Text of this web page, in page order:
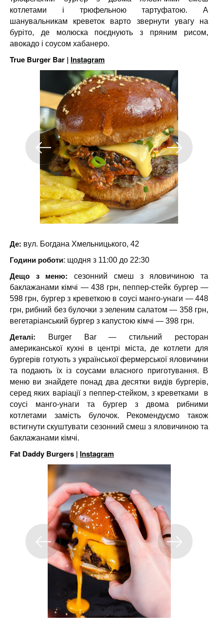
котлетами і трюфельною тартуфатою. А
шанувальникам креветок варто звернути увагу на
буріто, де молюска поєднують з пряним рисом,
авокадо і соусом хабанеро.
True Burger Bar | Instagram
Де: вул. Богдана Хмельницького, 42
Години роботи: щодня з 11:00 до 22:30
Дещо з меню: сезонний смеш з яловичиною та
баклажанами кімчі — 438 грн, пеппер-стейк бургер —
598 грн, бургер з креветкою в соусі манго-унаги — 448
грн, рибний без булочки з зеленим салатом — 358 грн,
вегетаріанський бургер з капустою кімчі — 398 грн.
Деталі: Burger Bar — стильний ресторан
американської кухні в центрі міста, де котлети для
бургерів готують з української фермерської яловичини
та подають їх із соусами власного приготування. В
меню ви знайдете понад два десятки видів бургерів,
серед яких варіації з пеппер-стейком, з креветками в
соусі манго-унаги та бургер з двома рибними
котлетами замість булочок. Рекомендуємо також
встигнути скуштувати сезонний смеш з яловичиною та
баклажанами кімчі.
Fat Daddy Burgers | Instagram